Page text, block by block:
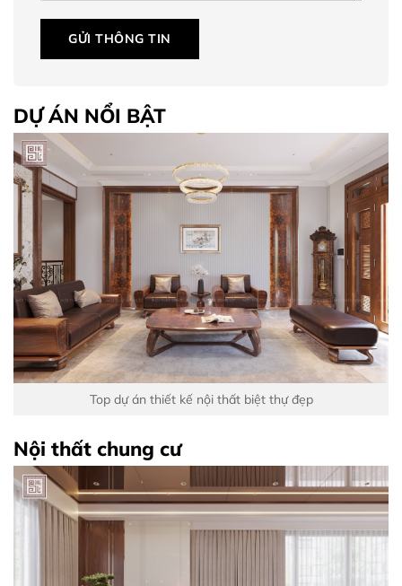
GỬI THÔNG TIN
DỰ ÁN NỔI BẬT
Top dự án thiết kế nội thất biệt thự đẹp
Nội thất chung cư